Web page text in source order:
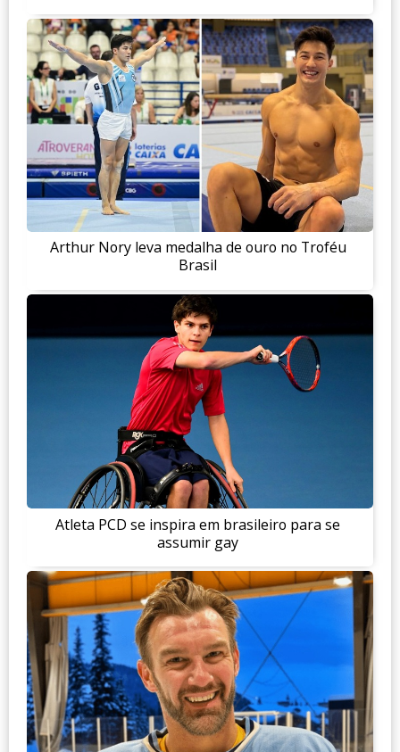
Arthur Nory leva medalha de ouro no Troféu
Brasil
Atleta PCD se inspira em brasileiro para se
assumir gay